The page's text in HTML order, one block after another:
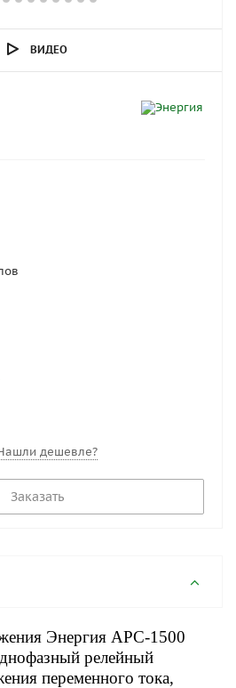
ВИДЕО
дешевле?
Заказать
Энергия АРС-1500
релейный
переменного тока,